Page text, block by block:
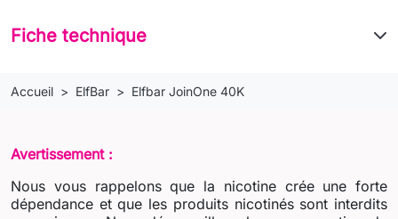
Fiche technique
Accueil ElfBar Elfbar JoinOne 40K
Avertissement :
Nous vous rappelons que la nicotine crée une forte
dépendance et que les produits nicotinés sont interdits